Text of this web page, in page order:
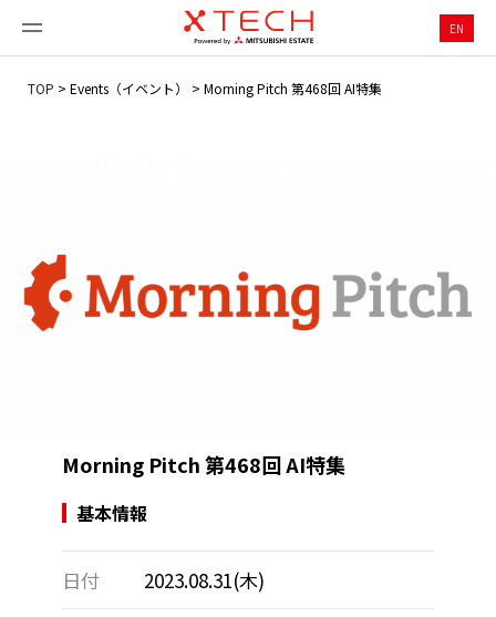
EN
TOP > Events（イベント） > Morning Pitch 第468回 AI特集
Morning Pitch 第468回 AI特集
基本情報
日付 2023.08.31(木)